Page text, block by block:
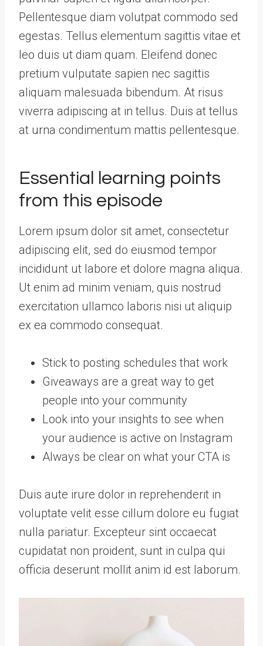
Pellentesque diam volutpat commodo sed
egestas. Tellus elementum sagittis vitae et
leo duis ut diam quam. Eleifend donec
pretium vulputate sapien nec sagittis
aliquam malesuada bibendum. At risus
viverra adipiscing at in tellus. Duis at tellus
at urna condimentum mattis pellentesque.
Essential learning points
from this episode
Lorem ipsum dolor sit amet, consectetur
adipiscing elit, sed do eiusmod tempor
incididunt ut labore et dolore magna aliqua.
Ut enim ad minim veniam, quis nostrud
exercitation ullamco laboris nisi ut aliquip
ex ea commodo consequat.
Stick to posting schedules that work
Giveaways are a great way to get
people into your community
Look into your insights to see when
your audience is active on Instagram
Always be clear on what your CTA is
Duis aute irure dolor in reprehenderit in
voluptate velit esse cillum dolore eu fugiat
nulla pariatur. Excepteur sint occaecat
cupidatat non proident, sunt in culpa qui
officia deserunt mollit anim id est laborum.